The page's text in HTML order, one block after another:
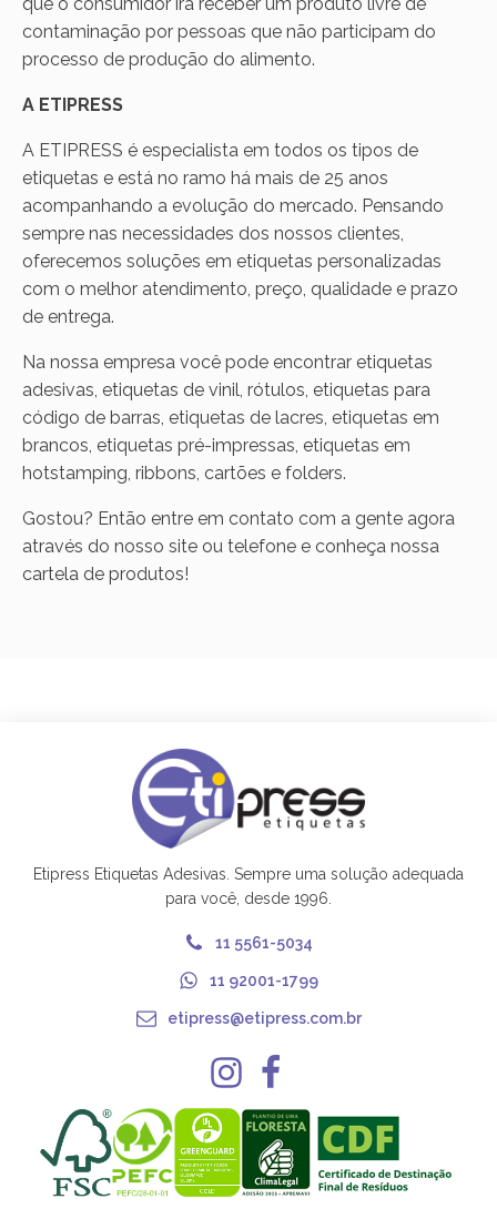
contaminação por pessoas que não participam do
processo de produção do alimento.
A ETIPRESS
A ETIPRESS é especialista em todos os tipos de
etiquetas e está no ramo há mais de 25 anos
acompanhando a evolução do mercado. Pensando
sempre nas necessidades dos nossos clientes,
oferecemos soluções em etiquetas personalizadas
com o melhor atendimento, preço, qualidade e prazo
de entrega.
Na nossa empresa você pode encontrar etiquetas
adesivas, etiquetas de vinil, rótulos, etiquetas para
código de barras, etiquetas de lacres, etiquetas em
brancos, etiquetas pré-impressas, etiquetas em
hotstamping, ribbons, cartões e folders.
Gostou? Então entre em contato com a gente agora
através do nosso site ou telefone e conheça nossa
cartela de produtos!
Etipress Etiquetas Adesivas. Sempre uma solução adequada
para você, desde 1996.
11 5561-5034
11 92001-1799
etipress@etipress.com.br